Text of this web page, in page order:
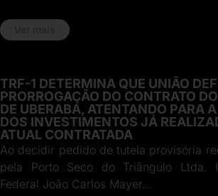
TRF-1 DETERMINA QUE UNIÃO
PRORROGAÇÃO DO CONTRATO
DE UBERABA, ATENTANDO PARA
DOS INVESTIMENTOS JÁ
ATUAL CONTRATADA
Ao decidir pedido de tutela provisória
pela Porto Seco do Triângulo Ltda.
Federal João Carlos Mayer…